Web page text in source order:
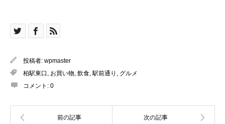
投稿者: wpmaster
柏駅東口
お買い物 飲食 駅前通り
グルメ
コメント: 0